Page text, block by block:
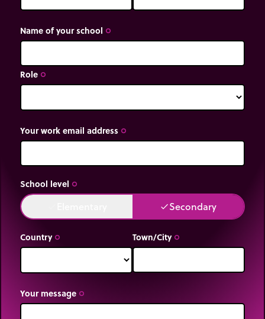
Name of your school trip_origin
Role trip_origin
Your work email address trip_origin
School level trip_origin
doneSecondary
Country trip_origin Town/City trip_origin
Your message trip_origin